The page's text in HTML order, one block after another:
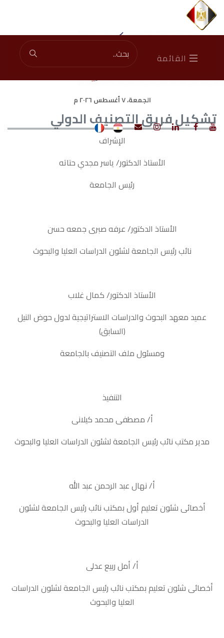
Current Visitors: 1628
الجمعة، ٧ أغسطس ٢٠٢٦ م
القائمة
تشكيل فريق التصنيف الدولي
الإشراف
الأستاذ الدكتور/ ياسر مجدي حتاته
رئيس الجامعة
الأستاذ الدكتور/ عرفه صبرى جمعه حسن
نائب رئيس الجامعة لشئون الدراسات العليا والبحوث
الأستاذ الدكتور/ كمال غلاب
عميد معهد البحوث والدراسات الاستراتيجية لدول حوض النيل
(السابق)
ومسئول ملف التصنيف بالجامعة
التنفيذ
أ/ مصطفى محمد كيلانى
مدير مكتب نائب رئيس الجامعة لشئون الدراسات العليا والبحوث
أ/ نهال عبد الرحمن عبد الله
أخصائى شئون تعليم أول بمكتب نائب رئيس الجامعة لشئون
الدراسات العليا والبحوث
أ/ أمل ربيع عدلى
أخصائى شئون تعليم بمكتب نائب رئيس الجامعة لشئون الدراسات
العليا والبحوث